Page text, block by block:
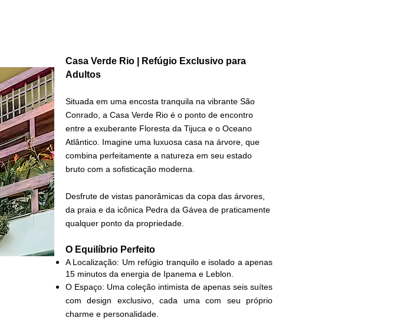
Casa Verde Rio | Refúgio Exclusivo para
Adultos
Situada em uma encosta tranquila na vibrante São
Conrado, a Casa Verde Rio é o ponto de encontro
entre a exuberante Floresta da Tijuca e o Oceano
Atlântico. Imagine uma luxuosa casa na árvore, que
combina perfeitamente a natureza em seu estado
bruto com a sofisticação moderna.
Desfrute de vistas panorâmicas da copa das árvores,
da praia e da icônica Pedra da Gávea de praticamente
qualquer ponto da propriedade.
O Equilíbrio Perfeito
A Localização: Um refúgio tranquilo e isolado a apenas
15 minutos da energia de Ipanema e Leblon.
O Espaço: Uma coleção intimista de apenas seis suítes
com design exclusivo, cada uma com seu próprio
charme e personalidade.